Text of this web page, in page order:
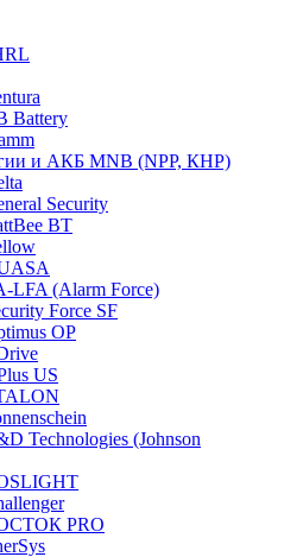
Battery
и АКБ MNB (NPP, КНР)
Security
BT
LFA (Alarm Force)
Force SF
OP
US
Technologies (Johnson
PRO